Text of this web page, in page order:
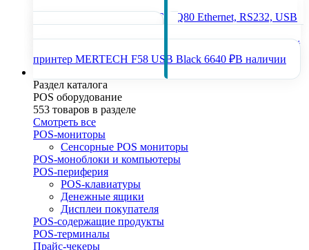
Чековый принтер MERTECH Q80 Ethernet, RS232, USB
Чековый
принтер MERTECH F58 USB Black 6640 ₽В наличии
Раздел каталога
POS оборудование
553 товаров в разделе
Смотреть все
POS-мониторы
Сенсорные POS мониторы
POS-моноблоки и компьютеры
POS-периферия
POS-клавиатуры
Денежные ящики
Дисплеи покупателя
POS-содержащие продукты
POS-терминалы
Прайс-чекеры